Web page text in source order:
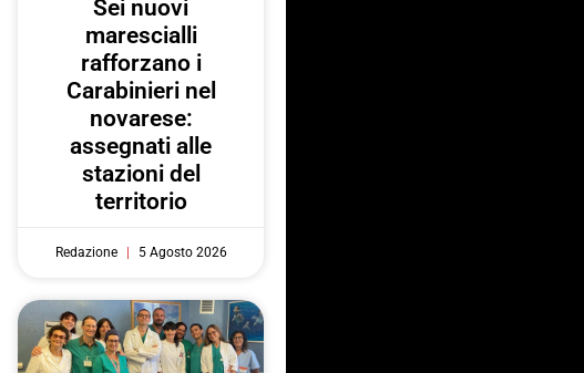
Sei nuovi
marescialli
rafforzano i
Carabinieri nel
novarese:
assegnati alle
stazioni del
territorio
Redazione 5 Agosto 2026